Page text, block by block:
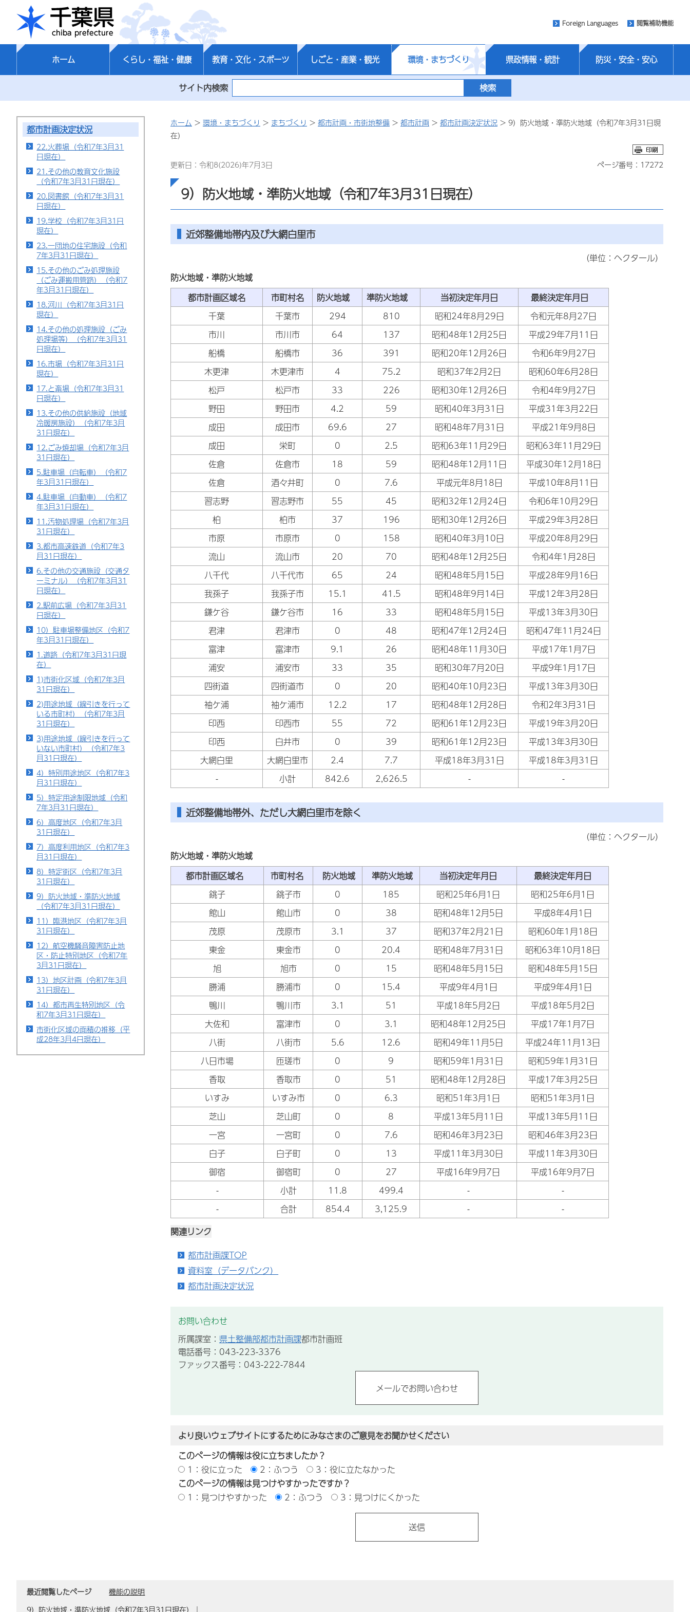
千葉県
Foreign Languages 閲覧補助機能
ホーム くらし・福祉・健康 教育・文化・スポーツ しごと・産業・観光 環境・まちづくり 県政情報・統計 防災・安全・安心
サイト内検索
都市計画決定状況
22.火葬場（令和7年3月31
日現在）
21.その他の教育文化施設
（令和7年3月31日現在）
20.図書館（令和7年3月31
日現在）
19.学校（令和7年3月31日
現在）
23.一団地の住宅施設（令和
7年3月31日現在）
15.その他のごみ処理施設
（ごみ運搬用管路）（令和7
年3月31日現在）
18.河川（令和7年3月31日
現在）
14.その他の処理施設（ごみ
処理場等）（令和7年3月31
日現在）
16.市場（令和7年3月31日
現在）
17.と畜場（令和7年3月31
日現在）
13.その他の供給施設（地域
冷暖房施設）（令和7年3月
31日現在）
12.ごみ焼却場（令和7年3月
31日現在）
5.駐車場（自転車）（令和7
年3月31日現在）
4.駐車場（自動車）（令和7
年3月31日現在）
11.汚物処理場（令和7年3月
31日現在）
3.都市高速鉄道（令和7年3
月31日現在）
6.その他の交通施設（交通タ
ーミナル）（令和7年3月31
日現在）
2.駅前広場（令和7年3月31
日現在）
10）駐車場整備地区（令和7
年3月31日現在）
1.道路（令和7年3月31日現
在）
1)市街化区域（令和7年3月
31日現在）
2)用途地域（線引きを行って
いる市町村）（令和7年3月
31日現在）
3)用途地域（線引きを行って
いない市町村）（令和7年3
月31日現在）
4）特別用途地区（令和7年3
月31日現在）
5）特定用途制限地域（令和
7年3月31日現在）
6）高度地区（令和7年3月
31日現在）
7）高度利用地区（令和7年3
月31日現在）
8）特定街区（令和7年3月
31日現在）
9）防火地域・準防火地域
（令和7年3月31日現在）
11）臨港地区（令和7年3月
31日現在）
12）航空機騒音障害防止地
区・防止特別地区（令和7年
3月31日現在）
13）地区計画（令和7年3月
31日現在）
14）都市再生特別地区（令
和7年3月31日現在）
市街化区域の面積の推移（平
成28年3月4日現在）
ホーム > 環境・まちづくり > まちづくり > 都市計画・市街地整備 > 都市計画 > 都市計画決定状況 > 9）防火地域・準防火地域（令和7年3月31日現
在）
更新日：令和8(2026)年7月3日 ページ番号：17272
9）防火地域・準防火地域（令和7年3月31日現在）
近郊整備地帯内及び大網白里市
（単位：ヘクタール）
防火地域・準防火地域
都市計画区域名
市町村名 防火地域 準防火地域 当初決定年月日
最終決定年月日
千葉
千葉市 294 810 昭和24年8月29日
令和元年8月27日
市川
市川市 64 137 昭和48年12月25日
平成29年7月11日
船橋
船橋市 36 391 昭和20年12月26日
令和6年9月27日
木更津
木更津市 4 75.2 昭和37年2月2日
昭和60年6月28日
松戸
松戸市 33 226 昭和30年12月26日
令和4年9月27日
野田
野田市 4.2 59 昭和40年3月31日
平成31年3月22日
成田
成田市 69.6 27 昭和48年7月31日
平成21年9月8日
成田
栄町 0 2.5 昭和63年11月29日
昭和63年11月29日
佐倉
佐倉市 18 59 昭和48年12月11日
平成30年12月18日
佐倉
酒々井町 0 7.6 平成元年8月18日
平成10年8月11日
習志野
習志野市 55 45 昭和32年12月24日
令和6年10月29日
柏
柏市 37 196 昭和30年12月26日
平成29年3月28日
市原
市原市 0 158 昭和40年3月10日
平成20年8月29日
流山
流山市 20 70 昭和48年12月25日
令和4年1月28日
八千代
八千代市 65 24 昭和48年5月15日
平成28年9月16日
我孫子
我孫子市 15.1 41.5 昭和48年9月14日
平成12年3月28日
鎌ケ谷
鎌ケ谷市 16 33 昭和48年5月15日
平成13年3月30日
君津
君津市 0 48 昭和47年12月24日
昭和47年11月24日
富津
富津市 9.1 26 昭和48年11月30日
平成17年1月7日
浦安
浦安市 33 35 昭和30年7月20日
平成9年1月17日
四街道
四街道市 0 20 昭和40年10月23日
平成13年3月30日
袖ケ浦
袖ケ浦市 12.2 17 昭和48年12月28日
令和2年3月31日
印西
印西市 55 72 昭和61年12月23日
平成19年3月20日
印西
白井市 0 39 昭和61年12月23日
平成13年3月30日
大網白里
大網白里市 2.4 7.7 平成18年3月31日
平成18年3月31日
-
小計 842.6 2,626.5 - -
近郊整備地帯外、ただし大網白里市を除く
（単位：ヘクタール）
防火地域・準防火地域
都市計画区域名
市町村名 防火地域 準防火地域 当初決定年月日
最終決定年月日
銚子
銚子市 0 185 昭和25年6月1日
昭和25年6月1日
館山
館山市 0 38 昭和48年12月5日
平成8年4月1日
茂原
茂原市 3.1 37 昭和37年2月21日
昭和60年1月18日
東金
東金市 0 20.4 昭和48年7月31日
昭和63年10月18日
旭
旭市 0 15 昭和48年5月15日
昭和48年5月15日
勝浦
勝浦市 0 15.4 平成9年4月1日
平成9年4月1日
鴨川
鴨川市 3.1 51 平成18年5月2日
平成18年5月2日
大佐和
富津市 0 3.1 昭和48年12月25日
平成17年1月7日
八街
八街市 5.6 12.6 昭和49年11月5日
平成24年11月13日
八日市場
匝瑳市 0 9 昭和59年1月31日
昭和59年1月31日
香取
香取市 0 51 昭和48年12月28日
平成17年3月25日
いすみ
いすみ市 0 6.3 昭和51年3月1日
昭和51年3月1日
芝山
芝山町 0 8 平成13年5月11日
平成13年5月11日
一宮
一宮町 0 7.6 昭和46年3月23日
昭和46年3月23日
白子
白子町 0 13 平成11年3月30日
平成11年3月30日
御宿
御宿町 0 27 平成16年9月7日
平成16年9月7日
-
小計 11.8 499.4 -
-
-
合計 854.4 3,125.9 -
-
関連リンク
都市計画課TOP
資料室（データバンク）
都市計画決定状況
お問い合わせ
所属課室： 県土整備部都市計画課都市計画班
電話番号：043-223-3376
ファックス番号：043-222-7844
より良いウェブサイトにするためにみなさまのご意見をお聞かせください
このページの情報は役に立ちましたか？
1：役に立った
2：ふつう
3：役に立たなかった
このページの情報は見つけやすかったですか？
1：見つけやすかった
2：ふつう 3：見つけにくかった
最近閲覧したページ
機能の説明
9）防火地域・準防火地域（令和7年3月31日現在）
｜